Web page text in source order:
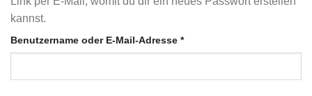
kannst.
Benutzername oder E-Mail-Adresse *Erforderlich